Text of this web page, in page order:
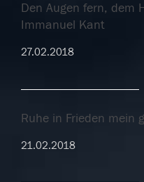
Den Augen fern, dem
Immanuel Kant
27.02.2018
Ruhe in Frieden mein
21.02.2018